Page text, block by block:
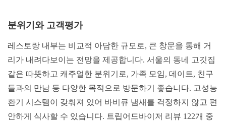
분위기와 고객평가
레스토랑 내부는 비교적 아담한 규모로, 큰 창문을 통해 거
리가 내려다보이는 전망을 제공합니다. 서울의 동네 고깃집
같은 따뜻하고 캐주얼한 분위기로, 가족 모임, 데이트, 친구
들과의 만남 등 다양한 목적으로 방문하기 좋습니다. 고성능
환기 시스템이 갖춰져 있어 바비큐 냄새를 걱정하지 않고 편
안하게 식사할 수 있습니다. 트립어드바이저 리뷰 122개 중